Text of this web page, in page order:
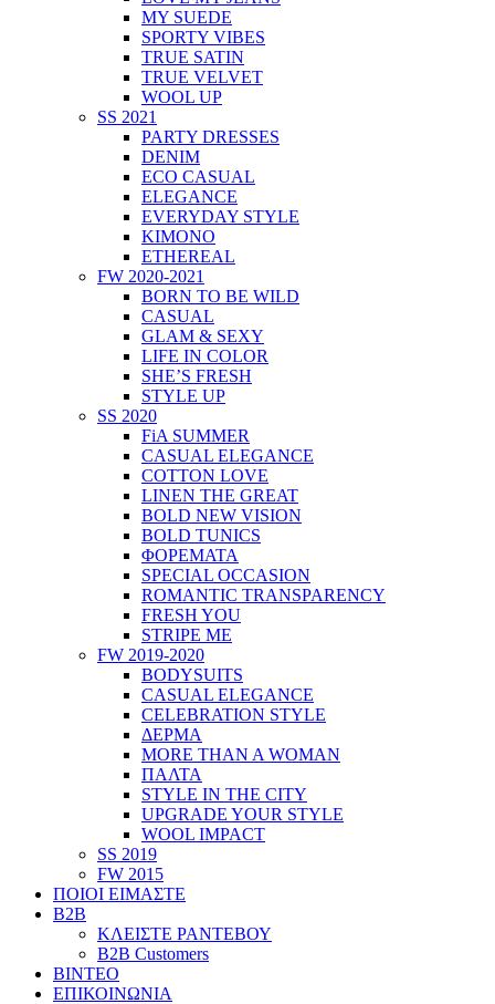
MY SUEDE
SPORTY VIBES
TRUE SATIN
TRUE VELVET
WOOL UP
SS 2021
PARTY DRESSES
DENIM
ECO CASUAL
ELEGANCE
EVERYDAY STYLE
KIMONO
ETHEREAL
FW 2020-2021
BORN TO BE WILD
CASUAL
GLAM & SEXY
LIFE IN COLOR
SHE’S FRESH
STYLE UP
SS 2020
FiA SUMMER
CASUAL ELEGANCE
COTTON LOVE
LINEN THE GREAT
BOLD NEW VISION
BOLD TUNICS
ΦΟΡΕΜΑΤΑ
SPECIAL OCCASION
ROMANTIC TRANSPARENCY
FRESH YOU
STRIPE ME
FW 2019-2020
BODYSUITS
CASUAL ELEGANCE
CELEBRATION STYLE
ΔΕΡΜΑ
MORE THAN A WOMAN
ΠΑΛΤΑ
STYLE IN THE CITY
UPGRADE YOUR STYLE
WOOL IMPACT
SS 2019
FW 2015
ΠΟΙΟΙ ΕΙΜΑΣΤΕ
B2B
ΚΛΕΙΣΤΕ ΡΑΝΤΕΒΟΥ
B2B Customers
ΒΙΝΤΕΟ
ΕΠΙΚΟΙΝΩΝΙΑ